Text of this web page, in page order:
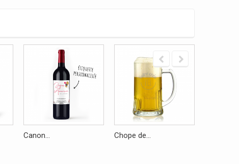
Canon... Chope de...